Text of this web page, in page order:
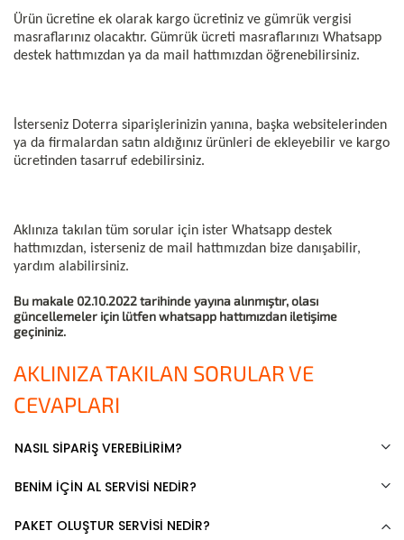
Ürün ücretine ek olarak kargo ücretiniz ve gümrük vergisi
masraflarınız olacaktır. Gümrük ücreti masraflarınızı Whatsapp
destek hattımızdan ya da mail hattımızdan öğrenebilirsiniz.
İsterseniz Doterra siparişlerinizin yanına, başka websitelerinden
ya da firmalardan satın aldığınız ürünleri de ekleyebilir ve kargo
ücretinden tasarruf edebilirsiniz.
Aklınıza takılan tüm sorular için ister Whatsapp destek
hattımızdan, isterseniz de mail hattımızdan bize danışabilir,
yardım alabilirsiniz.
Bu makale 02.10.2022 tarihinde yayına alınmıştır, olası
güncellemeler için lütfen whatsapp hattımızdan iletişime
geçininiz.
AKLINIZA TAKILAN SORULAR VE
CEVAPLARI
NASIL SİPARİŞ VEREBİLİRİM?
BENİM İÇİN AL SERVİSİ NEDİR?
PAKET OLUŞTUR SERVİSİ NEDİR?